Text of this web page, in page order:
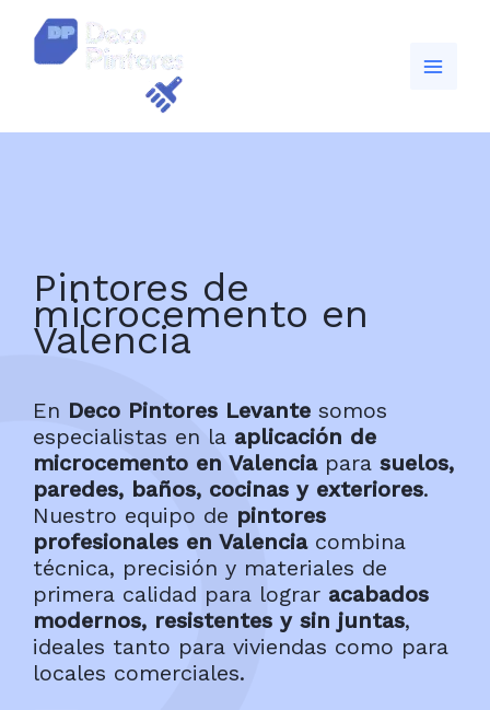
contenido
Pintores de
microcemento en
Valencia
En Deco Pintores Levante somos
especialistas en la aplicación de
microcemento en Valenciapara suelos,
paredes, baños, cocinas y exteriores.
Nuestro equipo de pintores
profesionales en Valenciacombina
técnica, precisión y materiales de
primera calidad para lograr acabados
modernos, resistentes y sin juntas,
ideales tanto para viviendas como para
locales comerciales.